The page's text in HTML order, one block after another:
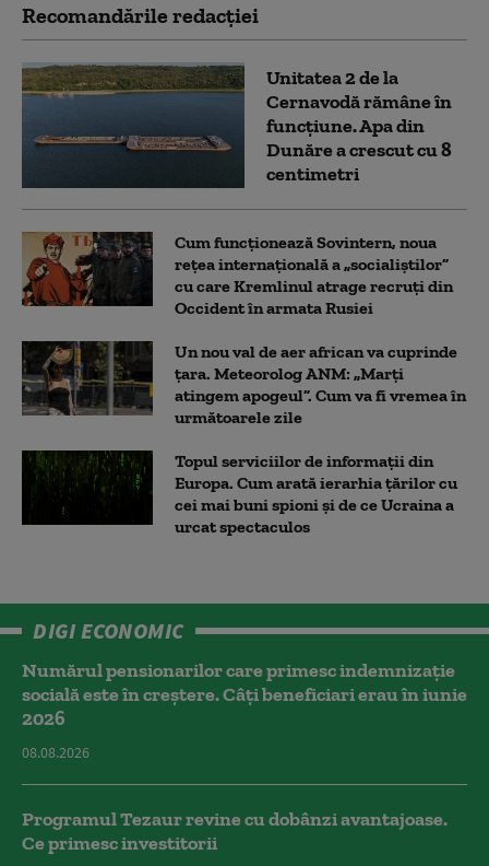
Recomandările redacţiei
Unitatea 2 de la
Cernavodă rămâne în
funcțiune. Apa din
Dunăre a crescut cu 8
centimetri
Cum funcționează Sovintern, noua
rețea internațională a „socialiștilor”
cu care Kremlinul atrage recruți din
Occident în armata Rusiei
Un nou val de aer african va cuprinde
țara. Meteorolog ANM: „Marți
atingem apogeul”. Cum va fi vremea în
următoarele zile
Topul serviciilor de informații din
Europa. Cum arată ierarhia țărilor cu
cei mai buni spioni și de ce Ucraina a
urcat spectaculos
DIGI ECONOMIC
Numărul pensionarilor care primesc indemnizaţie
socială este în creștere. Câți beneficiari erau în iunie
2026
08.08.2026
Programul Tezaur revine cu dobânzi avantajoase.
Ce primesc investitorii